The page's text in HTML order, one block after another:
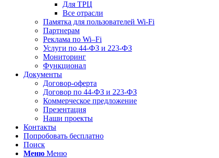
Для ТРЦ
Все отрасли
Памятка для пользователей Wi-Fi
Партнерам
Реклама по Wi–Fi
Услуги по 44-ФЗ и 223-ФЗ
Мониторинг
Функционал
Документы
Договор-оферта
Договор по 44-ФЗ и 223-ФЗ
Коммерческое предложение
Презентация
Наши проекты
Контакты
Попробовать бесплатно
Поиск
Меню Меню